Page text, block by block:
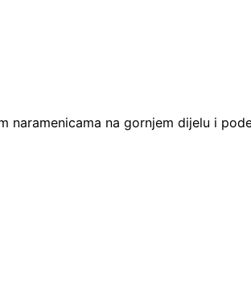
na gornjem dijelu i